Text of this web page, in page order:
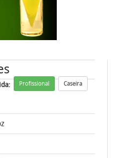
Profissional Caseira